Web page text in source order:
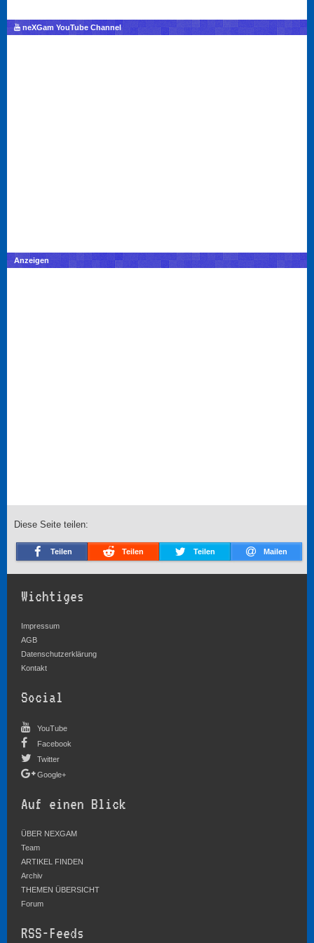
neXGam YouTube Channel
Anzeigen
Diese Seite teilen:
Teilen Teilen Teilen Mailen
Wichtiges
Impressum
AGB
Datenschutzerklärung
Kontakt
Social
YouTube
Facebook
Twitter
Google+
Auf einen Blick
ÜBER NEXGAM
Team
ARTIKEL FINDEN
Archiv
THEMEN ÜBERSICHT
Forum
RSS-Feeds